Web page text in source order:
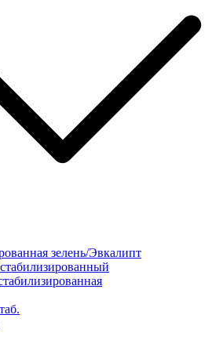
зелень/Эвкалипт